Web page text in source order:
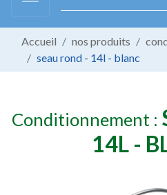
Accueil nos produits
seau rond - 14l - blanc
Conditionnement :
14L -